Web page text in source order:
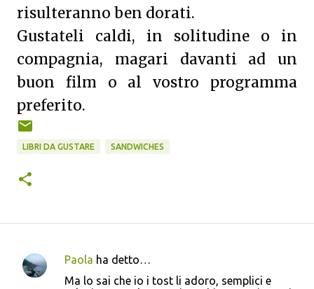
risulteranno ben dorati.
Gustateli caldi, in solitudine o in
compagnia, magari davanti ad un
buon film o al vostro programma
preferito.
LIBRI DA GUSTARE SANDWICHES
C
Paola ha detto…
Ma lo sai che io i tost li adoro, semplici e